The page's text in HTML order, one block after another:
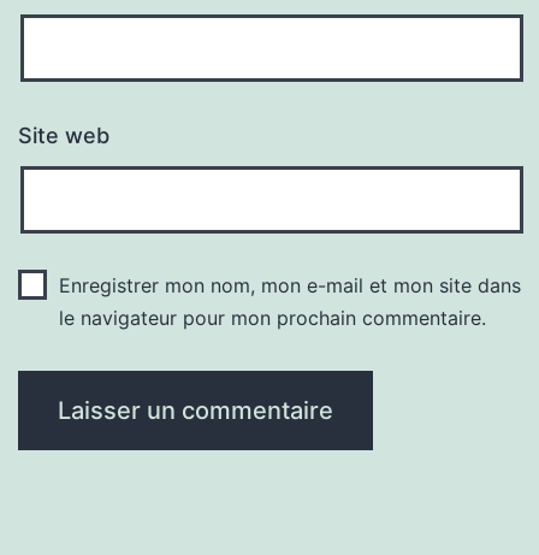
Site web
Enregistrer mon nom, mon e-mail et mon site dans
le navigateur pour mon prochain commentaire.